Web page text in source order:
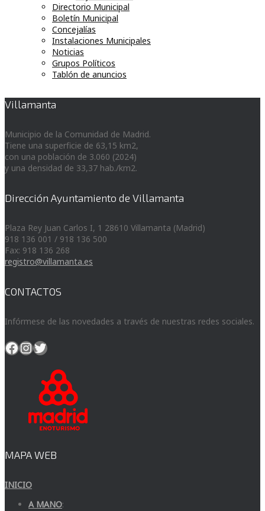
Directorio Municipal
Boletín Municipal
Concejalías
Instalaciones Municipales
Noticias
Grupos Políticos
Tablón de anuncios
Villamanta
Municipio de la Comunidad de Madrid.
Tiene una superficie de 63,15 km2,
con una población de 3.060 (2024)
y una densidad de 33,37 hab./km2.
Dirección Ayuntamiento de Villamanta
Plaza Rey Juan Carlos I, 1 28610 Villamanta (Madrid)
918 136 001 / 918 136 500
Fax: 918 136 268
registro@villamanta.es
CONTACTOS
Infórmese de las novedades a través de nuestras redes sociales.
Facebook
Instagram
Twitter
MAPA WEB
INICIO
A MANO: